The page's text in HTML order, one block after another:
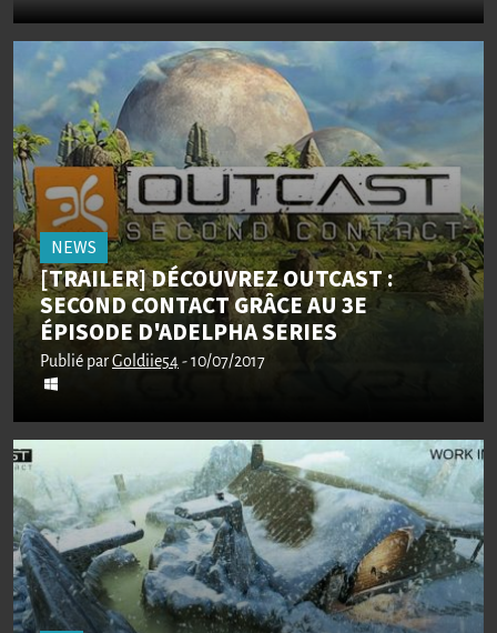
NEWS
[TRAILER] DÉCOUVREZ OUTCAST :
SECOND CONTACT GRÂCE AU 3E
ÉPISODE D'ADELPHA SERIES
Publié parGoldiie54- 10/07/2017